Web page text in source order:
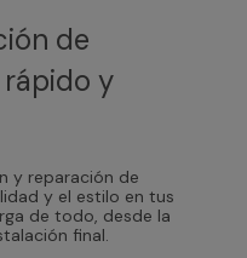
de
y
y reparación de
y el estilo en tus
de todo, desde la
final.